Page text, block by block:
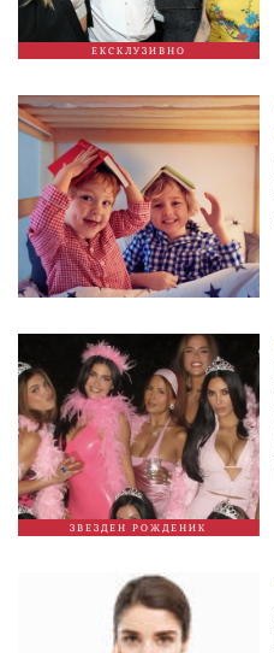
ЕКСКЛУЗИВНО
ЗВЕЗДЕН РОЖДЕНИК